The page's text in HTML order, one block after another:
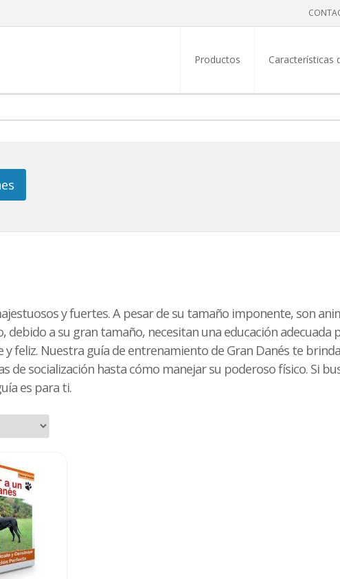
Productos Características
y fuertes. A pesar de su tamaño imponente, son
a su gran tamaño, necesitan una educación adecuada
feliz. Nuestra guía de entrenamiento de Gran Danés te
de socialización hasta cómo manejar su poderoso físico. Si
es para ti.